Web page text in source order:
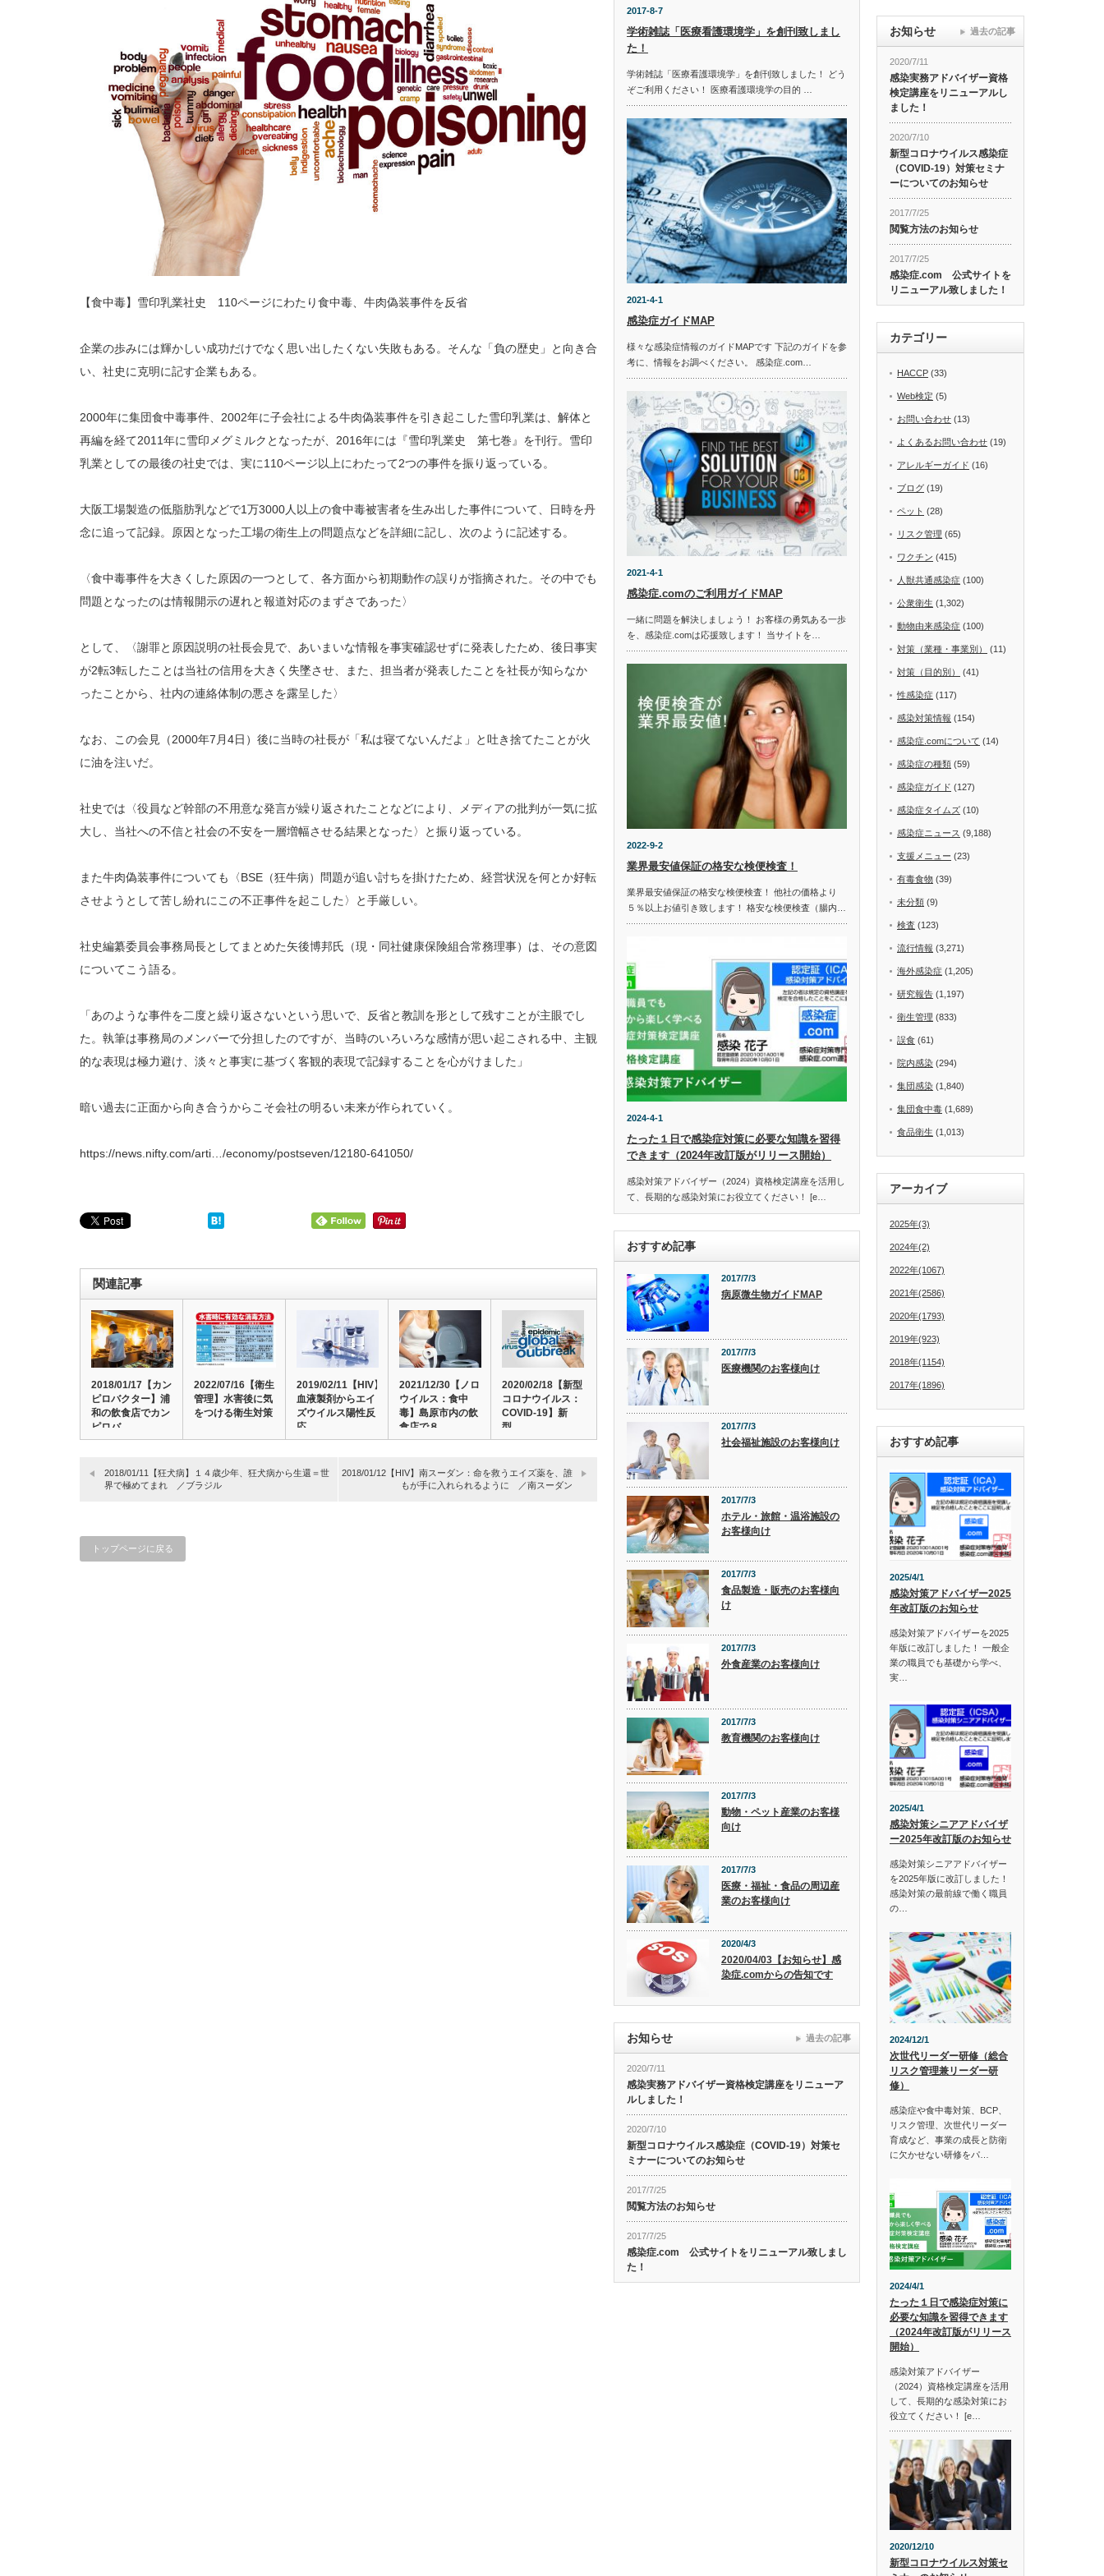
【食中毒】雪印乳業社史 110ページにわたり食中毒、牛肉偽装事件を反省
企業の歩みには輝かしい成功だけでなく思い出したくない失敗もある。そんな「負の歴史」と向き合
い、社史に克明に記す企業もある。
2000年に集団食中毒事件、2002年に子会社による牛肉偽装事件を引き起こした雪印乳業は、解体と
再編を経て2011年に雪印メグミルクとなったが、2016年には『雪印乳業史 第七巻』を刊行。雪印
乳業としての最後の社史では、実に110ページ以上にわたって2つの事件を振り返っている。
大阪工場製造の低脂肪乳などで1万3000人以上の食中毒被害者を生み出した事件について、日時を丹
念に追って記録。原因となった工場の衛生上の問題点などを詳細に記し、次のように記述する。
〈食中毒事件を大きくした原因の一つとして、各方面から初期動作の誤りが指摘された。その中でも
問題となったのは情報開示の遅れと報道対応のまずさであった〉
として、〈謝罪と原因説明の社長会見で、あいまいな情報を事実確認せずに発表したため、後日事実
が2転3転したことは当社の信用を大きく失墜させ、また、担当者が発表したことを社長が知らなか
ったことから、社内の連絡体制の悪さを露呈した〉
なお、この会見（2000年7月4日）後に当時の社長が「私は寝てないんだよ」と吐き捨てたことが火
に油を注いだ。
社史では〈役員など幹部の不用意な発言が繰り返されたことなどにより、メディアの批判が一気に拡
大し、当社への不信と社会の不安を一層増幅させる結果となった〉と振り返っている。
また牛肉偽装事件についても〈BSE（狂牛病）問題が追い討ちを掛けたため、経営状況を何とか好転
させようとして苦し紛れにこの不正事件を起こした〉と手厳しい。
社史編纂委員会事務局長としてまとめた矢後博邦氏（現・同社健康保険組合常務理事）は、その意図
についてこう語る。
「あのような事件を二度と繰り返さないという思いで、反省と教訓を形として残すことが主眼でし
た。執筆は事務局のメンバーで分担したのですが、当時のいろいろな感情が思い起こされる中、主観
的な表現は極力避け、淡々と事実に基づく客観的表現で記録することを心がけました」
暗い過去に正面から向き合うからこそ会社の明るい未来が作られていく。
https://news.nifty.com/arti…/economy/postseven/12180-641050/
関連記事
2018/01/17【カン
ピロバクター】浦
和の飲食店でカン
ピロバ…
2022/07/16【衛生
管理】水害後に気
をつける衛生対策
2019/02/11【HIV】
血液製剤からエイ
ズウイルス陽性反
応…
2021/12/30【ノロ
ウイルス：食中
毒】島原市内の飲
食店で８…
2020/02/18【新型
コロナウイルス：
COVID-19】新
型…
2018/01/11【狂犬病】１４歳少年、狂犬病から生還＝世
界で極めてまれ ／ブラジル
2018/01/12【HIV】南スーダン：命を救うエイズ薬を、誰
もが手に入れられるように ／南スーダン
トップページに戻る
2017-8-7
学術雑誌「医療看護環境学」を創刊致しまし
た！
学術雑誌「医療看護環境学」を創刊致しました！ どう
ぞご利用ください！ 医療看護環境学の目的 …
2021-4-1
感染症ガイドMAP
様々な感染症情報のガイドMAPです 下記のガイドを参
考に、情報をお調べください。 感染症.com…
2021-4-1
感染症.comのご利用ガイドMAP
一緒に問題を解決しましょう！ お客様の勇気ある一歩
を、感染症.comは応援致します！ 当サイトを…
2022-9-2
業界最安値保証の格安な検便検査！
業界最安値保証の格安な検便検査！ 他社の価格より
５％以上お値引き致します！ 格安な検便検査（腸内…
2024-4-1
たった１日で感染症対策に必要な知識を習得
できます（2024年改訂版がリリース開始）
感染対策アドバイザー（2024）資格検定講座を活用し
て、長期的な感染対策にお役立てください！ [e…
おすすめ記事
2017/7/3
病原微生物ガイドMAP
2017/7/3
医療機関のお客様向け
2017/7/3
社会福祉施設のお客様向け
2017/7/3
ホテル・旅館・温浴施設の
お客様向け
2017/7/3
食品製造・販売のお客様向
け
2017/7/3
外食産業のお客様向け
2017/7/3
教育機関のお客様向け
2017/7/3
動物・ペット産業のお客様
向け
2017/7/3
医療・福祉・食品の周辺産
業のお客様向け
2020/4/3
2020/04/03【お知らせ】感
染症.comからの告知です
お知らせ
2020/7/11
感染実務アドバイザー資格検定講座をリニューア
ルしました！
2020/7/10
新型コロナウイルス感染症（COVID-19）対策セ
ミナーについてのお知らせ
2017/7/25
閲覧方法のお知らせ
2017/7/25
感染症.com 公式サイトをリニューアル致しまし
た！
過去の記事
お知らせ
2020/7/11
感染実務アドバイザー資格
検定講座をリニューアルし
ました！
2020/7/10
新型コロナウイルス感染症
（COVID-19）対策セミナ
ーについてのお知らせ
2017/7/25
閲覧方法のお知らせ
2017/7/25
感染症.com 公式サイトを
リニューアル致しました！
過去の記事
カテゴリー
HACCP (33)
Web検定 (5)
お問い合わせ (13)
よくあるお問い合わせ (19)
アレルギーガイド (16)
ブログ (19)
ペット (28)
リスク管理 (65)
ワクチン (415)
人獣共通感染症 (100)
公衆衛生 (1,302)
動物由来感染症 (100)
対策（業種・事業別） (11)
対策（目的別） (41)
性感染症 (117)
感染対策情報 (154)
感染症.comについて (14)
感染症の種類 (59)
感染症ガイド (127)
感染症タイムズ (10)
感染症ニュース (9,188)
支援メニュー (23)
有毒食物 (39)
未分類 (9)
検査 (123)
流行情報 (3,271)
海外感染症 (1,205)
研究報告 (1,197)
衛生管理 (833)
誤食 (61)
院内感染 (294)
集団感染 (1,840)
集団食中毒 (1,689)
食品衛生 (1,013)
アーカイブ
2025年(3)
2024年(2)
2022年(1067)
2021年(2586)
2020年(1793)
2019年(923)
2018年(1154)
2017年(1896)
おすすめ記事
2025/4/1
感染対策アドバイザー2025
年改訂版のお知らせ
感染対策アドバイザーを2025
年版に改訂しました！ 一般企
業の職員でも基礎から学べ、
実…
2025/4/1
感染対策シニアアドバイザ
ー2025年改訂版のお知らせ
感染対策シニアアドバイザー
を2025年版に改訂しました！
感染対策の最前線で働く職員
の…
2024/12/1
次世代リーダー研修（総合
リスク管理兼リーダー研
修）
感染症や食中毒対策、BCP、
リスク管理、次世代リーダー
育成など、事業の成長と防衛
に欠かせない研修をパ…
2024/4/1
たった１日で感染症対策に
必要な知識を習得できます
（2024年改訂版がリリース
開始）
感染対策アドバイザー
（2024）資格検定講座を活用
して、長期的な感染対策にお
役立てください！ [e…
2020/12/10
新型コロナウイルス対策セ